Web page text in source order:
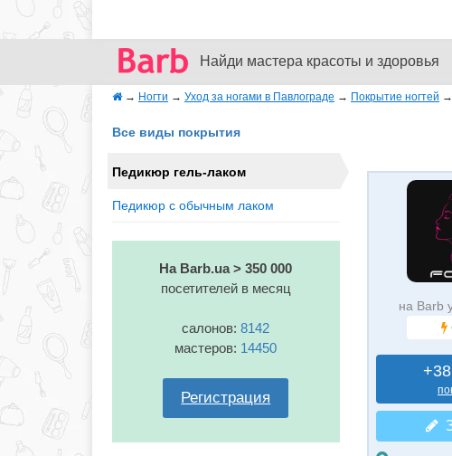
Найди мастера красоты и здоровья
→ Ногти → Уход за ногами в Павлограде → Покрытие ногтей →
Все виды покрытия
Педикюр гель-лаком
Педикюр с обычным лаком
На Barb.ua > 350 000
посетителей в месяц
салонов:8142
мастеров: 14450
Регистрация
на Barb